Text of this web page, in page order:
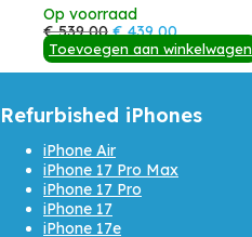
Op voorraad
€539,00Oorspronkelijke
prijs
was:
€439,00Huidige
prijs
is:
Toevoegen aan winkelwagen
Refurbished iPhones
iPhone Air
iPhone 17 Pro Max
iPhone 17 Pro
iPhone 17
iPhone 17e